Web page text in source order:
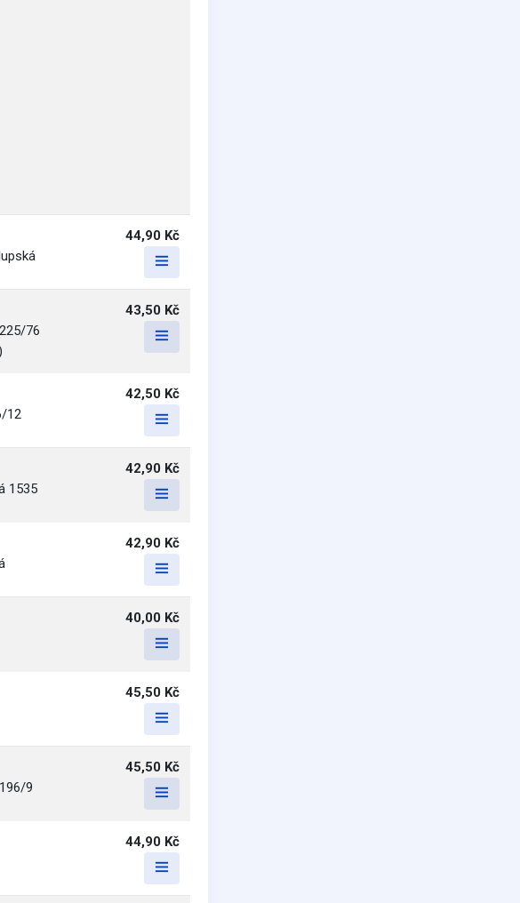
44,90 Kč
76
43,50 Kč
12
42,50 Kč
1535
42,90 Kč
42,90 Kč
40,00 Kč
45,50 Kč
9
45,50 Kč
44,90 Kč